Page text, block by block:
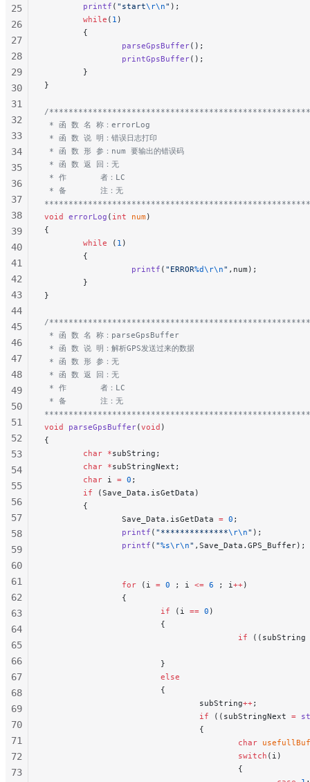
        printf
( "start\r\n" );
        while
( 1 )
        {
                parseGpsBuffer
();
                printGpsBuffer
();
        }
}
/
* 函 数 名 称：errorLog
* 函 数 说 明：错误日志打印
* 函 数 形 参：num 要输出的错误码
* 函 数 返 回：无
* 作       者：LC
* 备       注：无
void errorLog ( int num)
{
        while
( 1 )
        {
                  printf
( "ERROR%d\r\n" ,num);
        }
}
/
* 函 数 名 称：parseGpsBuffer
* 函 数 说 明：解析GPS发送过来的数据
* 函 数 形 参：无
* 函 数 返 回：无
* 作       者：LC
* 备       注：无
void parseGpsBuffer(void )
{
        char
*subString;
        char
*subStringNext;
        char
i = 0 ;
        if
(Save_Data.isGetData)
        {
                Save_Data.isGetData
= 0 ;
                printf
( "**************\r\n" );
                printf
( "%s\r\n" ,Save_Data.GPS_Buffer);
                for
(i = 0 ; i <= 6 ; i ++)
                {
                        if
(i == 0 )
                        {
                                        if
((subString
                        }
                        else
                        {
                                subString
++;
                                if
((subStringNext =
                                {
                                        char
                                        switch
(i)
                                        {
25
26
27
28
29
30
31
32
33
34
35
36
37
38
39
40
41
42
43
44
45
46
47
48
49
50
51
52
53
54
55
56
57
58
59
60
61
62
63
64
65
66
67
68
69
70
71
72
73